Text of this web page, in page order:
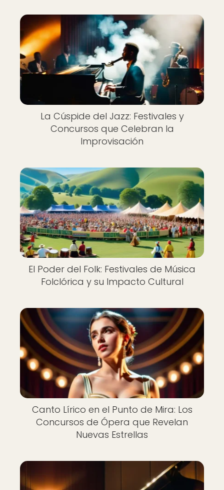
La Cúspide del Jazz: Festivales y
Concursos que Celebran la
Improvisación
El Poder del Folk: Festivales de Música
Folclórica y su Impacto Cultural
Canto Lírico en el Punto de Mira: Los
Concursos de Ópera que Revelan
Nuevas Estrellas